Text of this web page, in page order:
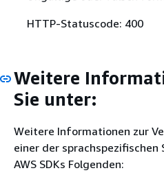
HTTP-Statuscode: 400
Weitere
Sie unter:
Weitere Informationen zur
einer der sprachspezifischen
AWS SDKs Folgenden: